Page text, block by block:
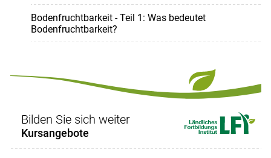
Bodenfruchtbarkeit - Teil 1: Was bedeutet
Bodenfruchtbarkeit?
Bilden Sie sich weiter
Kursangebote